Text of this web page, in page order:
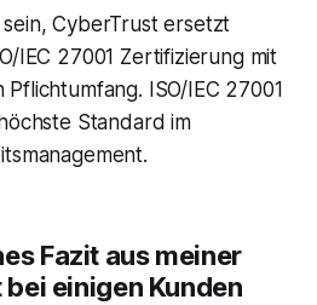
CyberTrust ersetzt
IEC 27001 Zertifizierung mit
ISO/IEC 27001
Standard im
Fazit aus meiner
einigen Kunden